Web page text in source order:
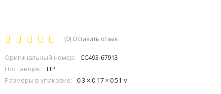
(0) Оставить отзыв
Оригинальный номер:
CC493-67913
Поставщик:
HP
Размеры в упаковке:
0.3 × 0.17 × 0.51 м